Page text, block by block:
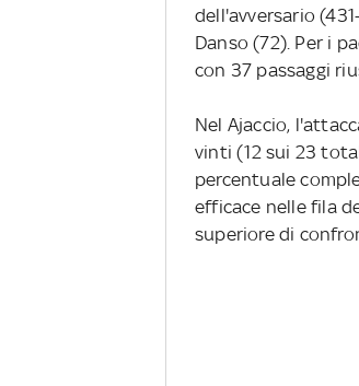
dell'avversario
Danso (72). Per i
con 37 passaggi
Nel Ajaccio,
vinti (12 sui 23
percentuale
efficace nelle fila
superiore di